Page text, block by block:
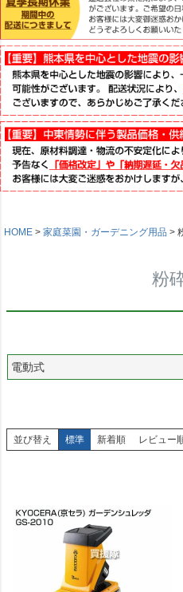
HOME 家庭菜園・ガーデニング用品
粉
電動式
並び替え 標準 新着順 レビュー